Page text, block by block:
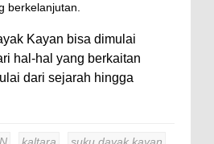
berkelanjutan.
Kayan bisa dimulai
hal-hal yang berkaitan
dari sejarah hingga